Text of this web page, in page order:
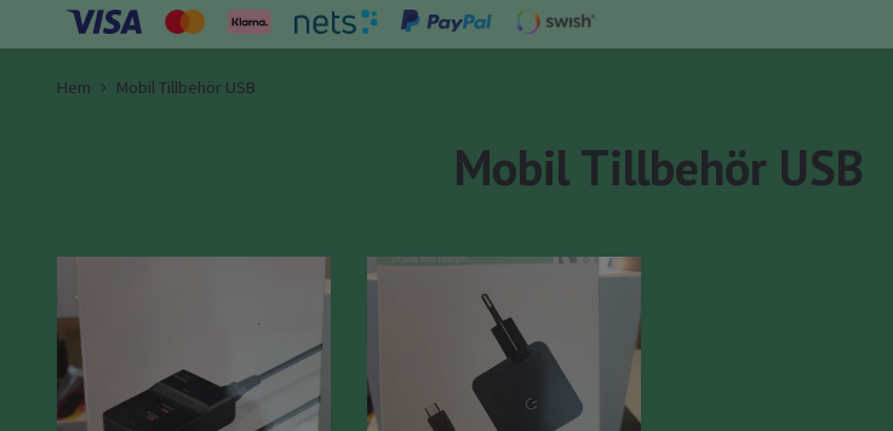
Hem Mobil Tillbehör USB
Mobil Tillbehör USB